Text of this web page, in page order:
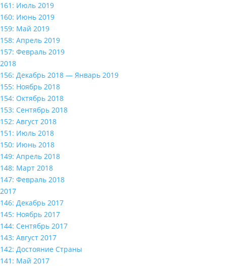
161: Июль 2019
160: Июнь 2019
159: Май 2019
158: Апрель 2019
157: Февраль 2019
2018
156: Декабрь 2018 — Январь 2019
155: Ноябрь 2018
154: Октябрь 2018
153: Сентябрь 2018
152: Август 2018
151: Июль 2018
150: Июнь 2018
149: Апрель 2018
148: Март 2018
147: Февраль 2018
2017
146: Декабрь 2017
145: Ноябрь 2017
144: Сентябрь 2017
143: Август 2017
142: Достояние Страны
141: Май 2017